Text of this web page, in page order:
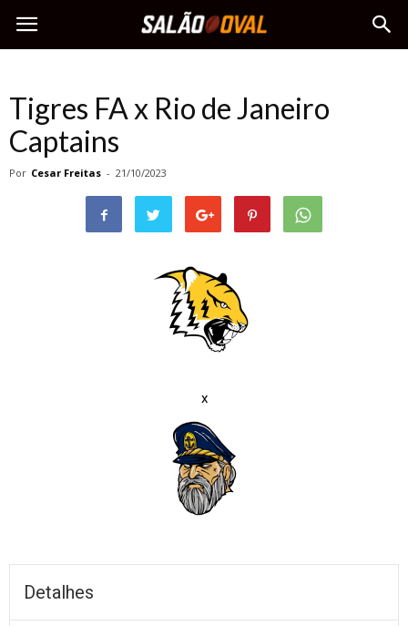
Tigres FA x Rio de Janeiro
Captains
Por Cesar Freitas - 21/10/2023
x
Detalhes